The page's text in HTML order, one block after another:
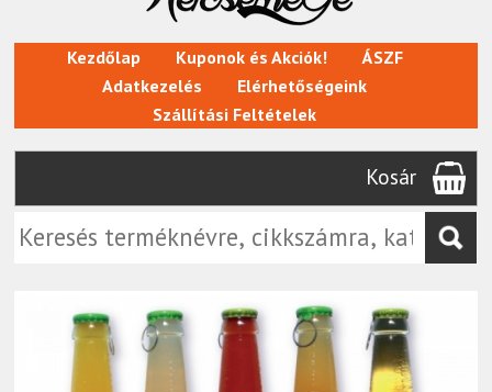
Kezdőlap Kuponok és Akciók!
ÁSZF
Adatkezelés
Elérhetőségeink
Szállítási Feltételek
Kosár